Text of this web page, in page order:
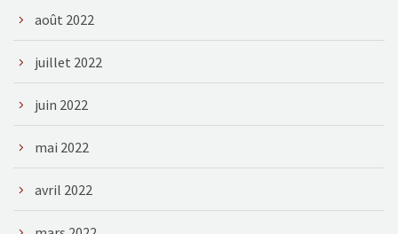
août 2022
juillet 2022
juin 2022
mai 2022
avril 2022